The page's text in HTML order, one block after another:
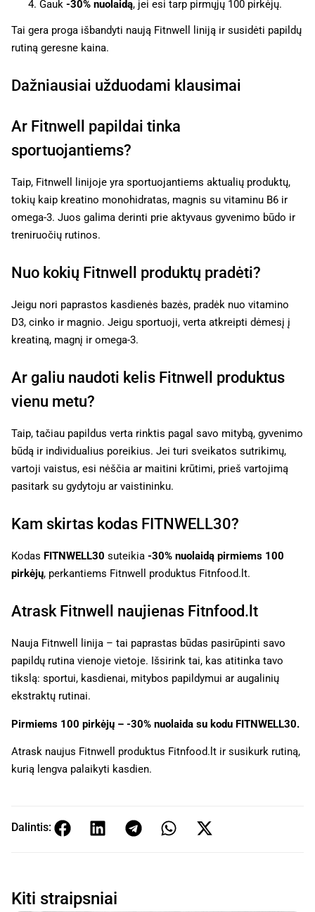
Gauk -30% nuolaidą, jei esi tarp pirmųjų 100 pirkėjų.
Tai gera proga išbandyti naują Fitnwell liniją ir susidėti papildų
rutiną geresne kaina.
Dažniausiai užduodami klausimai
Ar Fitnwell papildai tinka
sportuojantiems?
Taip, Fitnwell linijoje yra sportuojantiems aktualių produktų,
tokių kaip kreatino monohidratas, magnis su vitaminu B6 ir
omega-3. Juos galima derinti prie aktyvaus gyvenimo būdo ir
treniruočių rutinos.
Nuo kokių Fitnwell produktų pradėti?
Jeigu nori paprastos kasdienės bazės, pradėk nuo vitamino
D3, cinko ir magnio. Jeigu sportuoji, verta atkreipti dėmesį į
kreatiną, magnį ir omega-3.
Ar galiu naudoti kelis Fitnwell produktus
vienu metu?
Taip, tačiau papildus verta rinktis pagal savo mitybą, gyvenimo
būdą ir individualius poreikius. Jei turi sveikatos sutrikimų,
vartoji vaistus, esi nėščia ar maitini krūtimi, prieš vartojimą
pasitark su gydytoju ar vaistininku.
Kam skirtas kodas FITNWELL30?
Kodas FITNWELL30 suteikia -30% nuolaidą pirmiems 100
pirkėjų, perkantiems Fitnwell produktus Fitnfood.lt.
Atrask Fitnwell naujienas Fitnfood.lt
Nauja Fitnwell linija – tai paprastas būdas pasirūpinti savo
papildų rutina vienoje vietoje. Išsirink tai, kas atitinka tavo
tikslą: sportui, kasdienai, mitybos papildymui ar augalinių
ekstraktų rutinai.
Pirmiems 100 pirkėjų – -30% nuolaida su kodu FITNWELL30.
Atrask naujus Fitnwell produktus Fitnfood.lt ir susikurk rutiną,
kurią lengva palaikyti kasdien.
Dalintis:
Kiti straipsniai